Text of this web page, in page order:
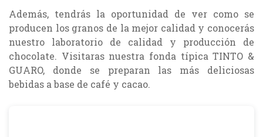
Además, tendrás la oportunidad de ver como se
producen los granos de la mejor calidad y conocerás
nuestro laboratorio de calidad y producción de
chocolate. Visitaras nuestra fonda típica TINTO &
GUARO, donde se preparan las más deliciosas
bebidas a base de café y cacao.